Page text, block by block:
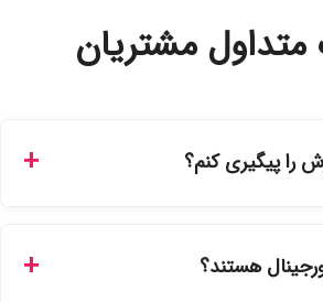
متداول مشتریان
پیگیری کنم؟
لحظه‌ای مرسوله را مشاهده کنید.
هستند؟